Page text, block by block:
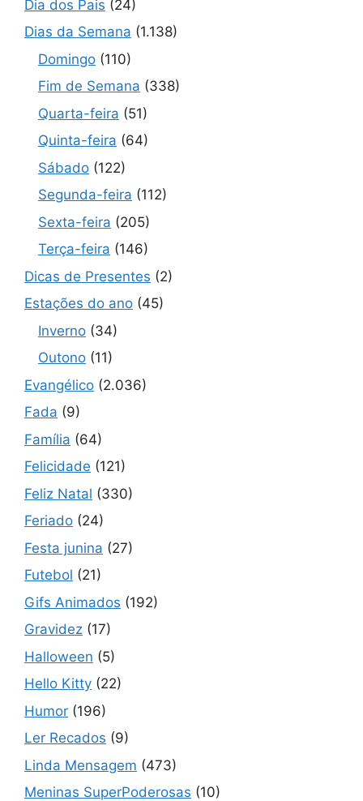
Dia dos Pais (24)
Dias da Semana (1.138)
Domingo (110)
Fim de Semana (338)
Quarta-feira (51)
Quinta-feira (64)
Sábado (122)
Segunda-feira (112)
Sexta-feira (205)
Terça-feira (146)
Dicas de Presentes (2)
Estações do ano (45)
Inverno (34)
Outono (11)
Evangélico (2.036)
Fada (9)
Família (64)
Felicidade (121)
Feliz Natal (330)
Feriado (24)
Festa junina (27)
Futebol (21)
Gifs Animados (192)
Gravidez (17)
Halloween (5)
Hello Kitty (22)
Humor (196)
Ler Recados (9)
Linda Mensagem (473)
Meninas SuperPoderosas (10)